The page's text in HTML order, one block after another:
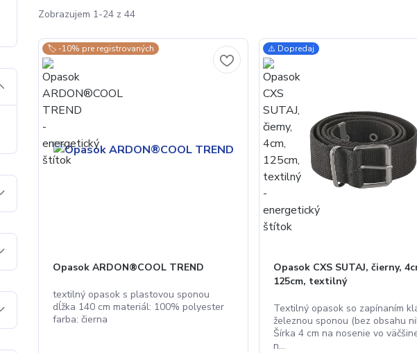
Zobrazujem 1-24 z 44
🏷️ -10% pre registrovaných
Opasok ARDON®COOL TREND
textilný opasok s plastovou sponou
dĺžka 140 cm materiál: 100% polyester
farba: čierna
⚠️ Dopredaj
Opasok CXS SUTAJ, čierny,
125cm, textilný
Textilný opasok so zapínaním
železnou sponou (bez obsahu
Šírka 4 cm na nosenie vo
n...